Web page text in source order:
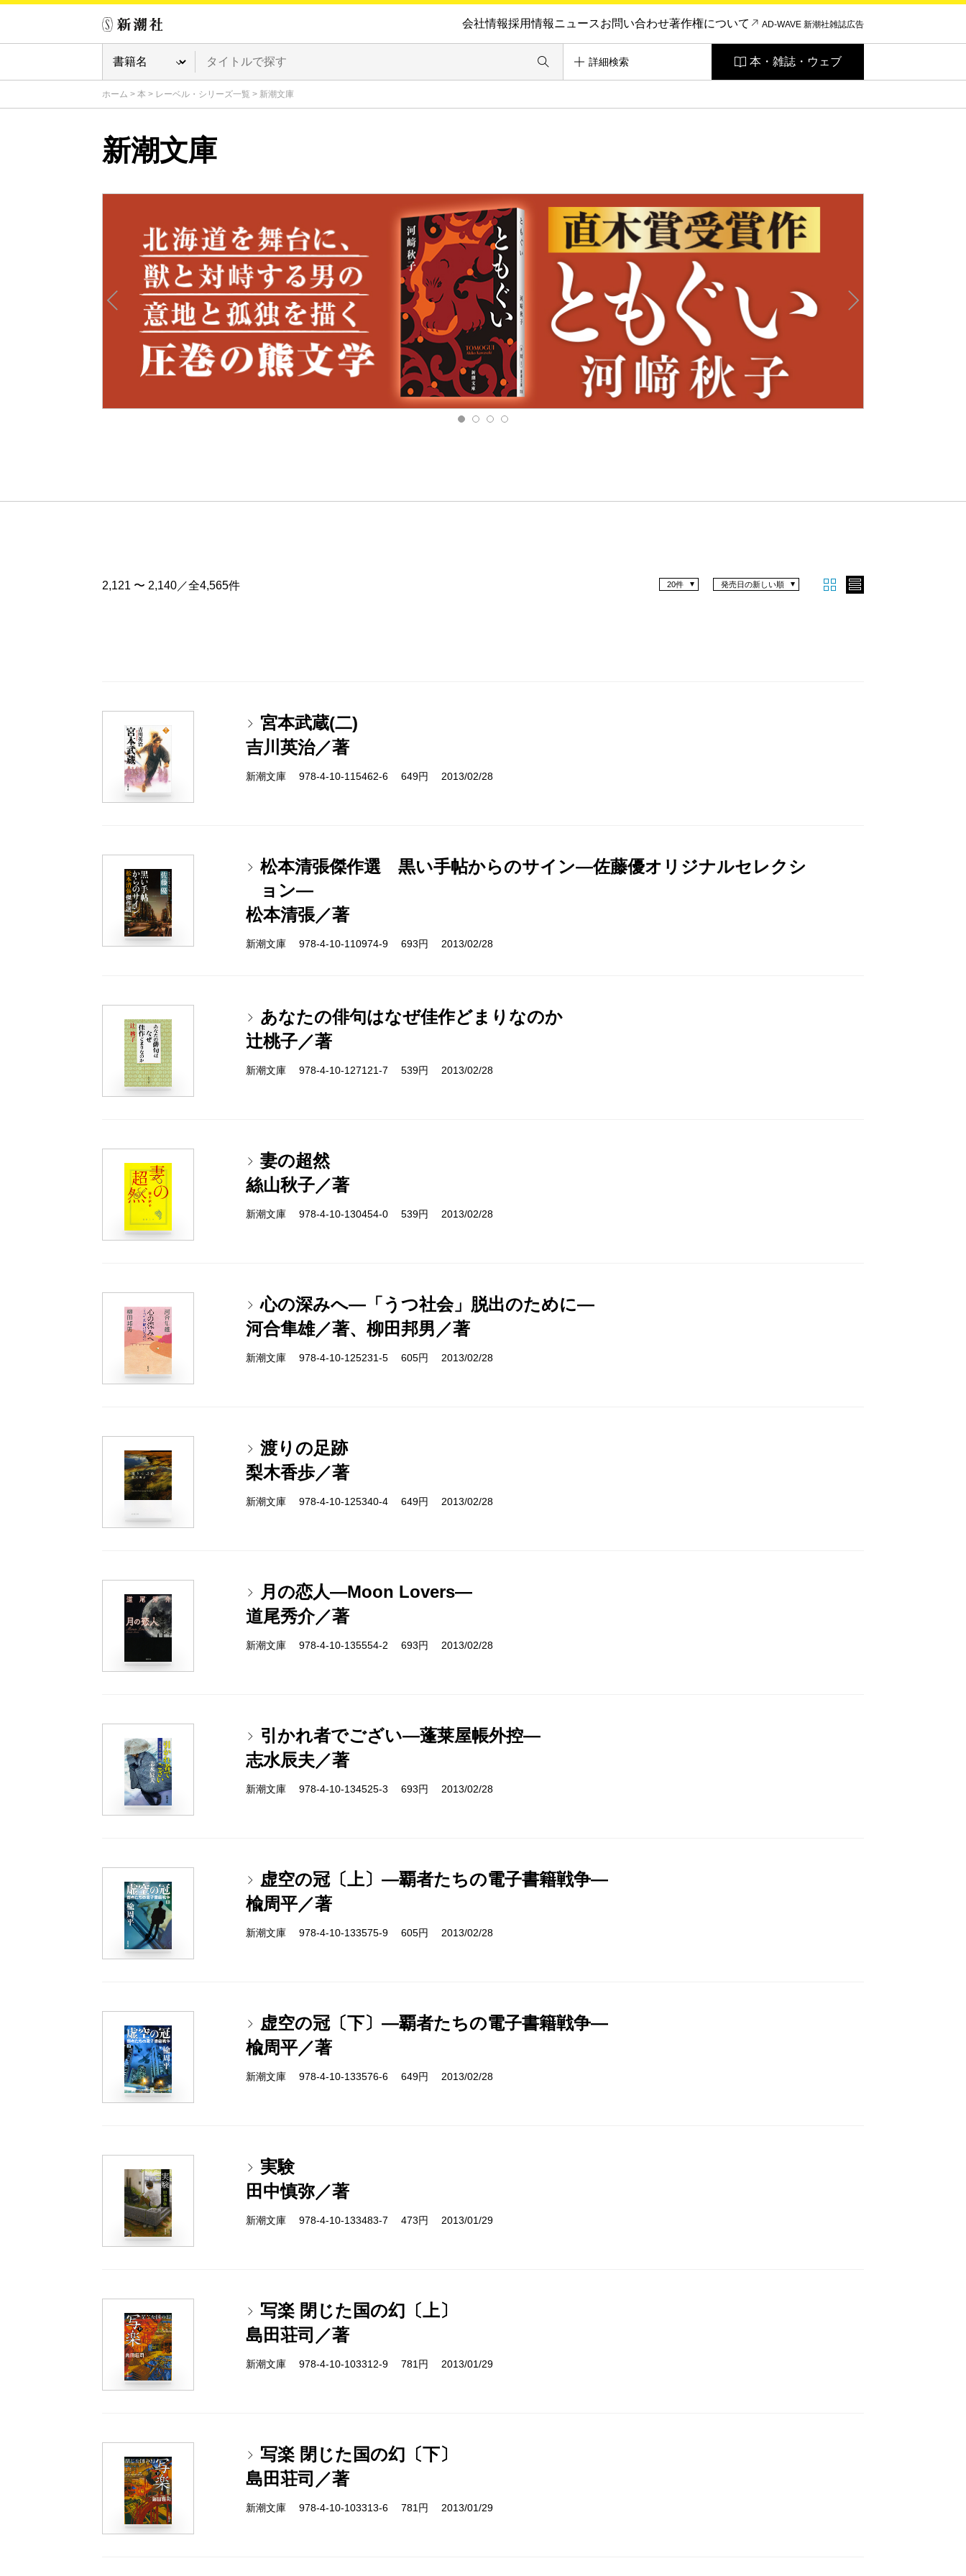
会社情報採用情報ニュースお問い合わせ著作権について AD-WAVE 新潮社雑誌広告
詳細検索 本・雑誌・ウェブ
ホーム > 本 > レーベル・シリーズ一覧 > 新潮文庫
新潮文庫
2,121 〜 2,140／全4,565件 発売日の新しい順
20件
宮本武蔵(二)
吉川英治／著
新潮文庫 978-4-10-115462-6 649円 2013/02/28
松本清張傑作選 黒い手帖からのサイン―佐藤優オリジナルセレクシ
ョン―
松本清張／著
新潮文庫 978-4-10-110974-9 693円 2013/02/28
あなたの俳句はなぜ佳作どまりなのか
辻桃子／著
新潮文庫 978-4-10-127121-7 539円 2013/02/28
妻の超然
絲山秋子／著
新潮文庫 978-4-10-130454-0 539円 2013/02/28
心の深みへ―「うつ社会」脱出のために―
河合隼雄／著、柳田邦男／著
新潮文庫 978-4-10-125231-5 605円 2013/02/28
渡りの足跡
梨木香歩／著
新潮文庫 978-4-10-125340-4 649円 2013/02/28
月の恋人―Moon Lovers―
道尾秀介／著
新潮文庫 978-4-10-135554-2 693円 2013/02/28
引かれ者でござい―蓬莱屋帳外控―
志水辰夫／著
新潮文庫 978-4-10-134525-3 693円 2013/02/28
虚空の冠〔上〕―覇者たちの電子書籍戦争―
楡周平／著
新潮文庫 978-4-10-133575-9 605円 2013/02/28
虚空の冠〔下〕―覇者たちの電子書籍戦争―
楡周平／著
新潮文庫 978-4-10-133576-6 649円 2013/02/28
実験
田中慎弥／著
新潮文庫 978-4-10-133483-7 473円 2013/01/29
写楽 閉じた国の幻〔上〕
島田荘司／著
新潮文庫 978-4-10-103312-9 781円 2013/01/29
写楽 閉じた国の幻〔下〕
島田荘司／著
新潮文庫 978-4-10-103313-6 781円 2013/01/29